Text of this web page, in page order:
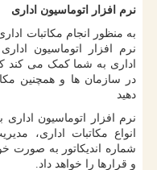
نرم افزار اتوماسیون اداری
به منظور انجام مکاتبات
نرم افزار اتوماسیون
اداری به شما کمک می
در سازمان ها و همچنین
دهید
نرم افزار اتوماسیون
انواع مکاتبات اداری،
شماره اندیکاتور به صورت
و قرارها را خواهد داد.